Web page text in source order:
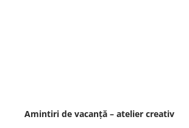
Amintiri de vacanță – atelier creativ